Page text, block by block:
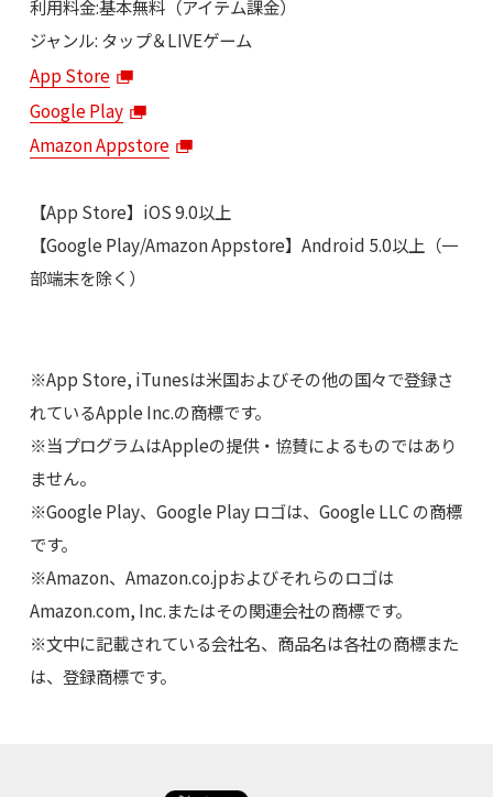
利用料金:基本無料（アイテム課金）
ジャンル: タップ＆LIVEゲーム
App Store
Google Play
Amazon Appstore
【App Store】iOS 9.0以上
【Google Play/Amazon Appstore】Android 5.0以上（一
部端末を除く）
※App Store, iTunesは米国およびその他の国々で登録さ
れているApple Inc.の商標です。
※当プログラムはAppleの提供・協賛によるものではあり
ません。
※Google Play、Google Play ロゴは、Google LLC の商標
です。
※Amazon、Amazon.co.jpおよびそれらのロゴは
Amazon.com, Inc.またはその関連会社の商標です。
※文中に記載されている会社名、商品名は各社の商標また
は、登録商標です。